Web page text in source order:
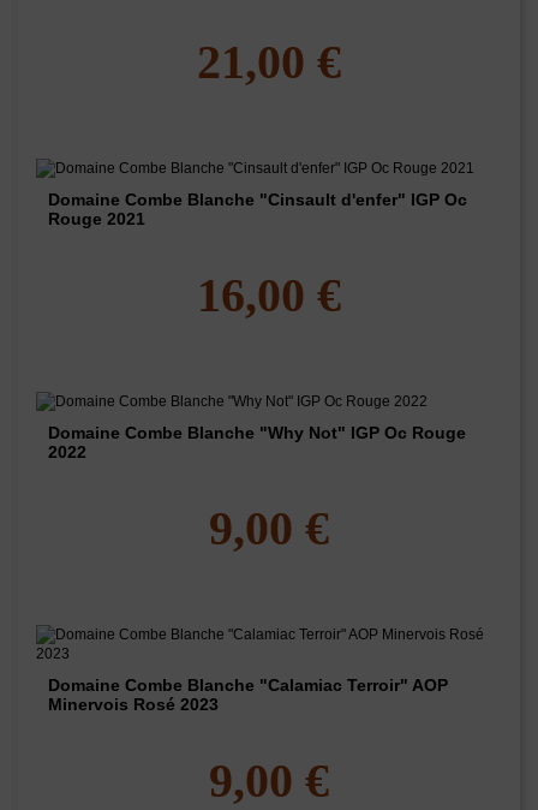
21,00 €
Domaine Combe Blanche "Cinsault d'enfer" IGP Oc
Rouge 2021
16,00 €
Domaine Combe Blanche "Why Not" IGP Oc Rouge
2022
9,00 €
Domaine Combe Blanche "Calamiac Terroir" AOP
Minervois Rosé 2023
9,00 €